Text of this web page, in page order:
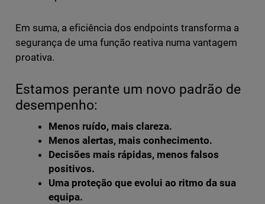
Em suma, a eficiência dos endpoints transforma a
segurança de uma função reativa numa vantagem
proativa.
Estamos perante um novo padrão de
desempenho:
Menos ruído, mais clareza.
Menos alertas, mais conhecimento.
Decisões mais rápidas, menos falsos
positivos.
Uma proteção que evolui ao ritmo da sua
equipa.